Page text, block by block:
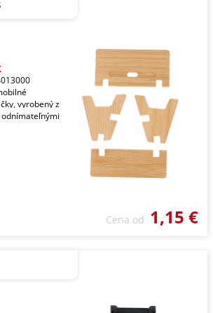
vyrobený z
Cena od 1,15 €